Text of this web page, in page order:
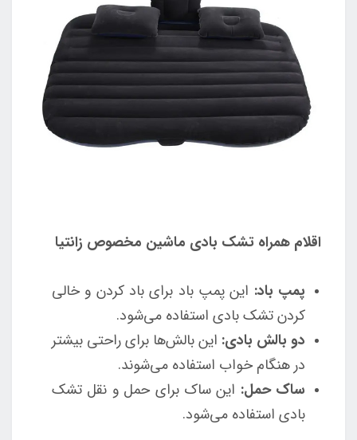
اقلام همراه تشک بادی ماشین مخصوص زانتیا
پمپ باد: این پمپ باد برای باد کردن و خالی
کردن تشک بادی استفاده می‌شود.
دو بالش بادی: این بالش‌ها برای راحتی بیشتر
در هنگام خواب استفاده می‌شوند.
ساک حمل: این ساک برای حمل و نقل تشک
بادی استفاده می‌شود.